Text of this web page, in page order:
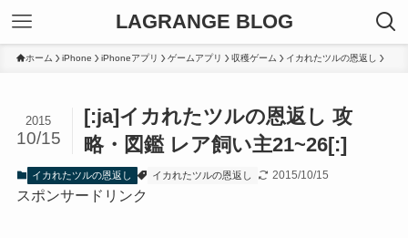
LAGRANGE BLOG
ホーム iPhone iPhoneアプリ ゲームアプリ 収穫ゲーム イカれたツルの恩返し
[:ja]イカれたツルの恩返し 攻
略・図鑑 レア飼い主21~26[:]
2015
10/15
イカれたツルの恩返し イカれたツルの恩返し 2015/10/15
スポンサードリンク